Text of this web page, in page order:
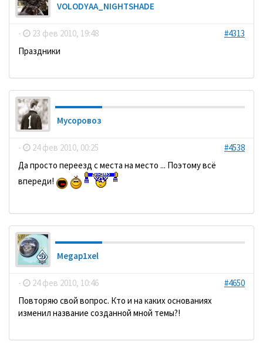
VOLODYAA_NIGHTSHADE
- 23 фев 2010, 19:48
#4313
Праздники
Мусоровоз
- 24 фев 2010, 00:25
#4538
Да просто переезд с места на место ... Поэтому всё
впереди!
Megap1xel
- 24 фев 2010, 10:46
#4650
Повторяю свой вопрос. Кто и на каких основаниях
изменил название созданной мной темы?!